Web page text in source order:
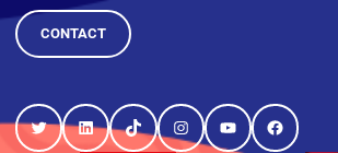
CONTACT
TwitterLinkedInTikTokInstagram
YouTubeFacebook